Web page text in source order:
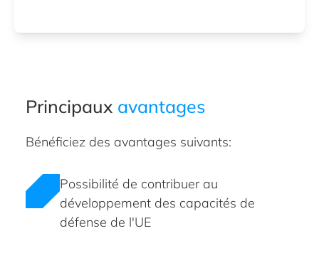
Principaux avantages
Bénéficiez des avantages suivants:
Possibilité de contribuer au
développement des capacités de
défense de l'UE